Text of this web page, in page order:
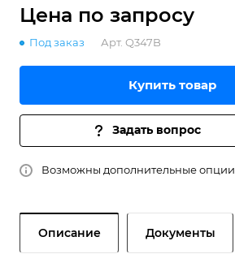
Цена по запросу
Под заказ Арт. Q347B
Купить товар
Задать вопрос
Возможны дополнительные опции
Описание Документы